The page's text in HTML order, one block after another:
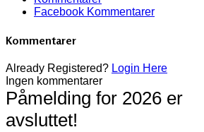
Facebook Kommentarer
Kommentarer
Already Registered? Login Here
Ingen kommentarer
Påmelding for 2026 er
avsluttet!